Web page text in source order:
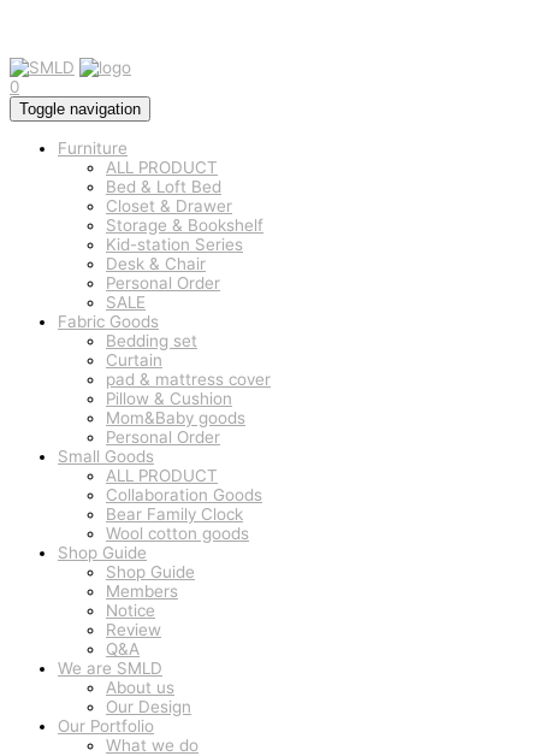
0
Toggle navigation
Furniture
ALL PRODUCT
Bed & Loft Bed
Closet & Drawer
Storage & Bookshelf
Kid-station Series
Desk & Chair
Personal Order
SALE
Fabric Goods
Bedding set
Curtain
pad & mattress cover
Pillow & Cushion
Mom&Baby goods
Personal Order
Small Goods
ALL PRODUCT
Collaboration Goods
Bear Family Clock
Wool cotton goods
Shop Guide
Shop Guide
Members
Notice
Review
Q&A
We are SMLD
About us
Our Design
Our Portfolio
What we do